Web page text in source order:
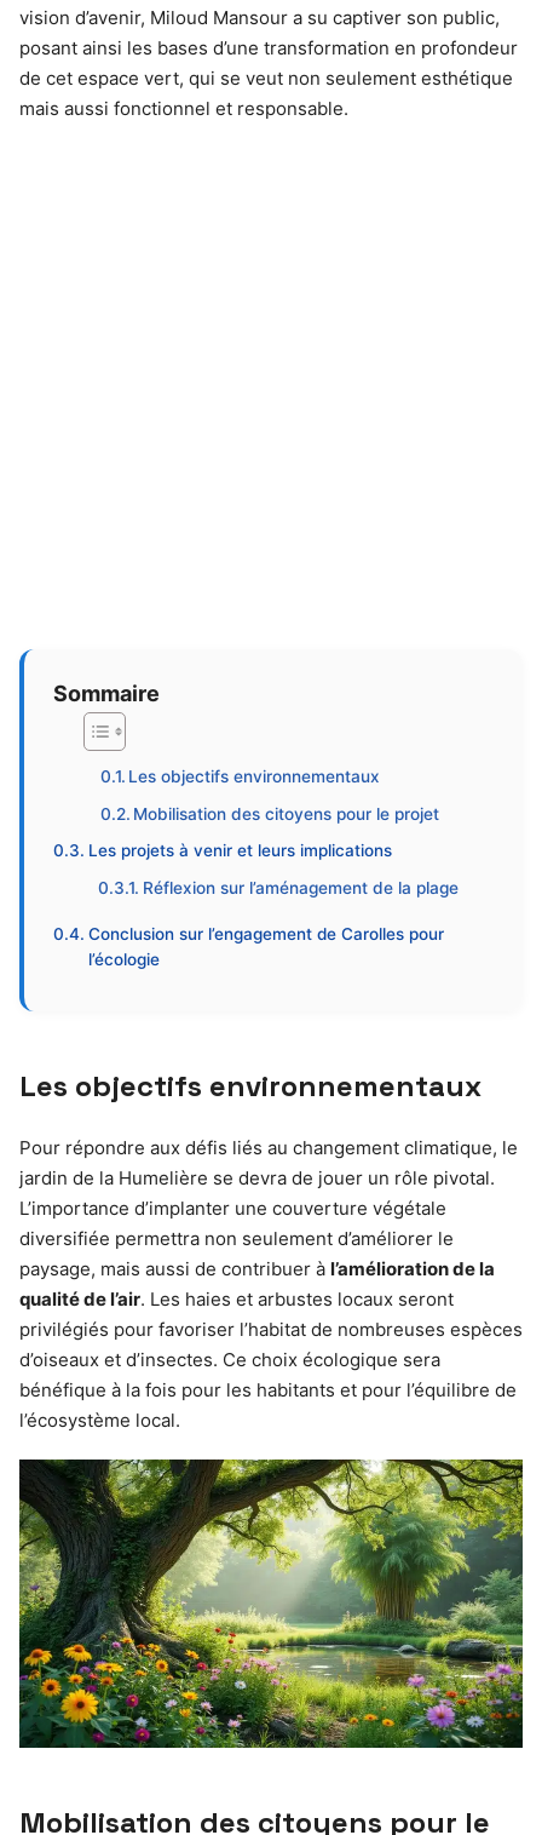
vision d’avenir, Miloud Mansour a su captiver son public,
posant ainsi les bases d’une transformation en profondeur
de cet espace vert, qui se veut non seulement esthétique
mais aussi fonctionnel et responsable.
Sommaire
Les objectifs environnementaux
Mobilisation des citoyens pour le projet
Les projets à venir et leurs implications
Réflexion sur l’aménagement de la plage
Conclusion sur l’engagement de Carolles pour
l’écologie
Les objectifs environnementaux
Pour répondre aux défis liés au changement climatique, le
jardin de la Humelière se devra de jouer un rôle pivotal.
L’importance d’implanter une couverture végétale
diversifiée permettra non seulement d’améliorer le
paysage, mais aussi de contribuer à l’amélioration de la
qualité de l’air. Les haies et arbustes locaux seront
privilégiés pour favoriser l’habitat de nombreuses espèces
d’oiseaux et d’insectes. Ce choix écologique sera
bénéfique à la fois pour les habitants et pour l’équilibre de
l’écosystème local.
Mobilisation des citoyens pour le